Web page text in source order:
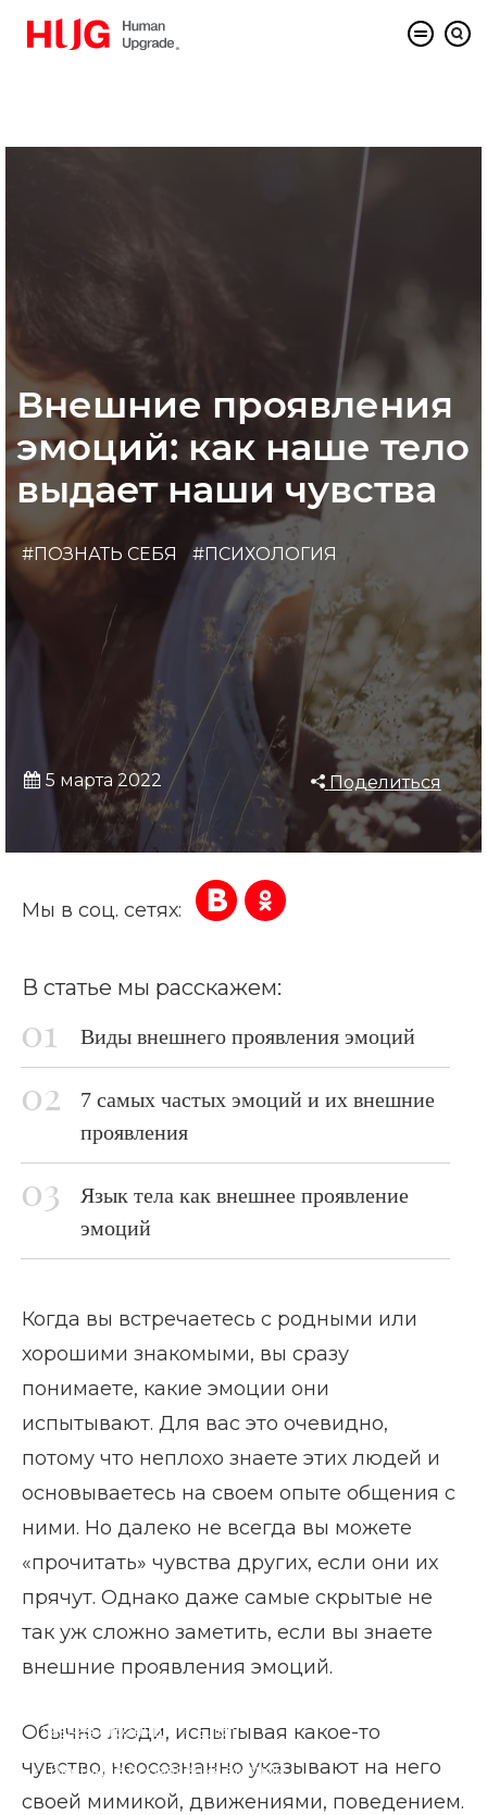
Главная страница
Блог
Внешние проявления эмоций
Внешние проявления
эмоций: как наше тело
выдает наши чувства
#ПОЗНАТЬ СЕБЯ #ПСИХОЛОГИЯ
5 марта 2022 Поделиться
Мы в соц. сетях:
В статье мы расскажем:
Виды внешнего проявления эмоций
7 самых частых эмоций и их внешние
проявления
Язык тела как внешнее проявление
эмоций
Когда вы встречаетесь с родными или
хорошими знакомыми, вы сразу
понимаете, какие эмоции они
испытывают. Для вас это очевидно,
потому что неплохо знаете этих людей и
основываетесь на своем опыте общения с
ними. Но далеко не всегда вы можете
«прочитать» чувства других, если они их
прячут. Однако даже самые скрытые не
так уж сложно заметить, если вы знаете
внешние проявления эмоций.
Обычно люди, испытывая какое-то
чувство, неосознанно указывают на него
своей мимикой, движениями, поведением.